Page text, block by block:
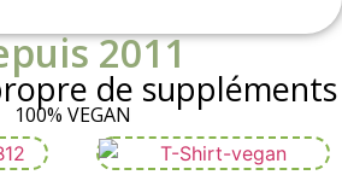
2011
de suppléments
100% VEGAN